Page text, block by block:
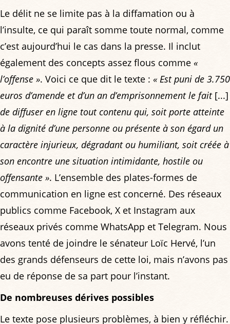
Le délit ne se limite pas à la diffamation ou à
l’insulte, ce qui paraît somme toute normal, comme
c’est aujourd’hui le cas dans la presse. Il inclut
également des concepts assez flous comme «
l’offense ». Voici ce que dit le texte : « Est puni de 3.750
euros d’amende et d’un an d’emprisonnement le fait[...]
de diffuser en ligne tout contenu qui, soit porte atteinte
à la dignité d’une personne ou présente à son égard un
caractère injurieux, dégradant ou humiliant, soit créée à
son encontre une situation intimidante, hostile ou
offensante ». L’ensemble des plates-formes de
communication en ligne est concerné. Des réseaux
publics comme Facebook, X et Instagram aux
réseaux privés comme WhatsApp et Telegram. Nous
avons tenté de joindre le sénateur Loïc Hervé, l’un
des grands défenseurs de cette loi, mais n’avons pas
eu de réponse de sa part pour l’instant.
De nombreuses dérives possibles
Le texte pose plusieurs problèmes, à bien y réfléchir.